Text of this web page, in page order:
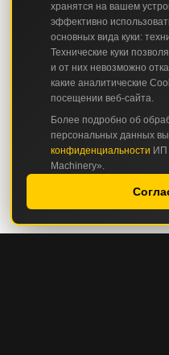
хранятся на вашем
эффективно
основных вида куки:
Технические куки
и от них невозможно
какие аналитические
посещении веб-сайта.
Более подробно об
персональных данных
конфиденциальности ИП
Machinery».